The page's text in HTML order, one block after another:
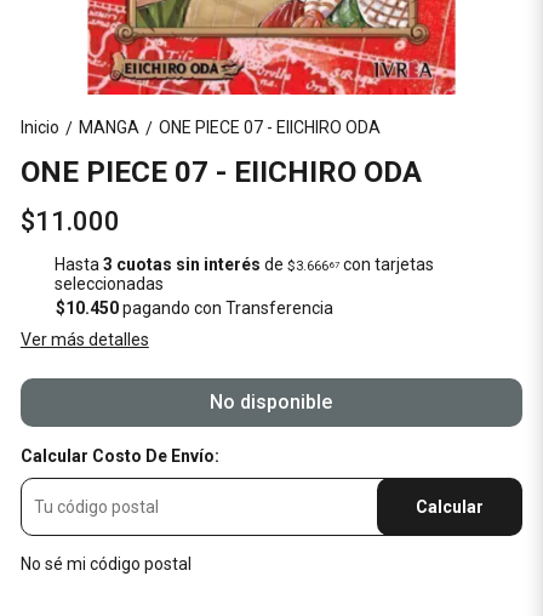
Inicio / MANGA / ONE PIECE 07 - EIICHIRO ODA
ONE PIECE 07 - EIICHIRO ODA
$11.000
Hasta 3 cuotas sin interés de $3.66667con tarjetas
seleccionadas
$10.450pagando con Transferencia
Ver más detalles
No disponible
Calcular Costo De Envío:
Calcular
No sé mi código postal